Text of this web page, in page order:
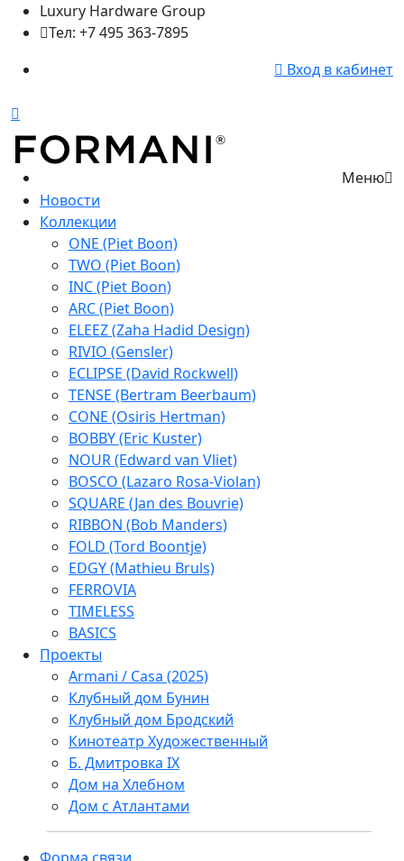
Luxury Hardware Group
Тел: +7 495 363-7895
Вход в кабинет
Меню
Новости
Коллекции
ONE (Piet Boon)
TWO (Piet Boon)
INC (Piet Boon)
ARC (Piet Boon)
ELEEZ (Zaha Hadid Design)
RIVIO (Gensler)
ECLIPSE (David Rockwell)
TENSE (Bertram Beerbaum)
CONE (Osiris Hertman)
BOBBY (Eric Kuster)
NOUR (Edward van Vliet)
BOSCO (Lazaro Rosa-Violan)
SQUARE (Jan des Bouvrie)
RIBBON (Bob Manders)
FOLD (Tord Boontje)
EDGY (Mathieu Bruls)
FERROVIA
TIMELESS
BASICS
Проекты
Armani / Casa (2025)
Клубный дом Бунин
Клубный дом Бродский
Кинотеатр Художественный
Б. Дмитровка IX
Дом на Хлебном
Дом с Атлантами